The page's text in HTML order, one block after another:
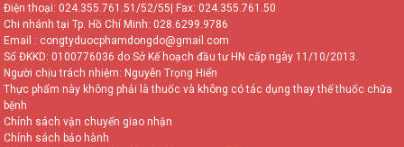
Điện thoại: 024.355.761.51/52/55
| Fax: 024.355.761.50
Chi nhánh tại Tp. Hồ Chí Minh: 028.6299.9786
Email : congtyduocphamdongdo@gmail.com
Số ĐKKD: 0100776036 do Sở Kế hoạch đầu tư HN cấp ngày 11/10/2013.
Người chịu trách nhiệm: Nguyễn Trọng Hiển
Thực phẩm này không phải là thuốc và không có tác dụng thay thế thuốc chữa
bệnh
Chính sách vận chuyển giao nhận
Chính sách bảo hành